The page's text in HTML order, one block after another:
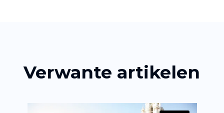
Verwante artikelen